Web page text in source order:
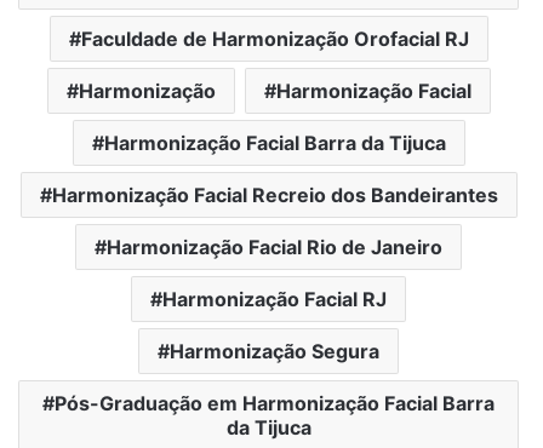
Faculdade de Harmonização Orofacial RJ
Harmonização Harmonização Facial
Harmonização Facial Barra da Tijuca
Harmonização Facial Recreio dos Bandeirantes
Harmonização Facial Rio de Janeiro
Harmonização Facial RJ
Harmonização Segura
Pós-Graduação em Harmonização Facial Barra
da Tijuca